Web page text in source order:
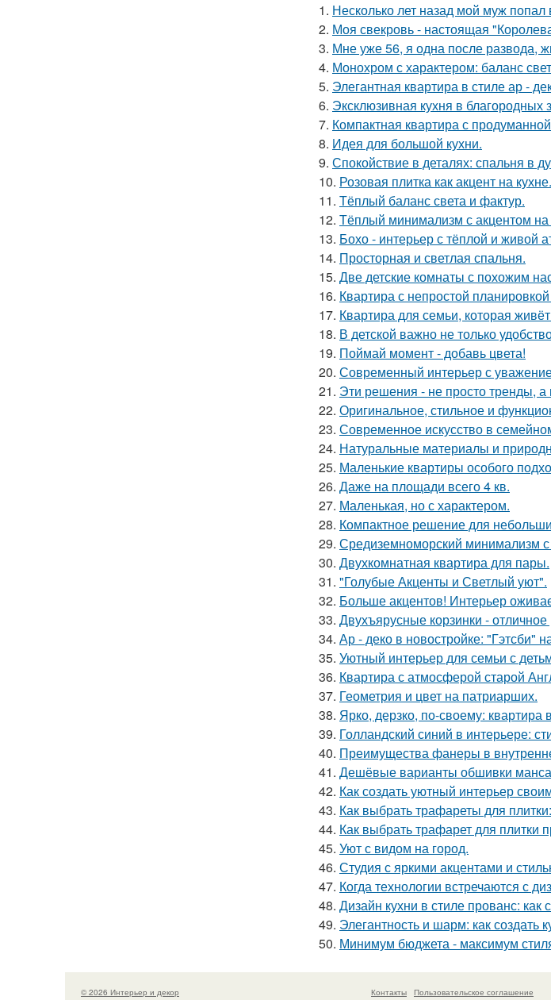
1. Несколько лет назад мой муж
2. Моя свекровь - настоящая
3. Мне уже 56, я одна после развода,
4. Монохром с характером: баланс
5. Элегантная квартира в стиле ар -
6. Эксклюзивная кухня в благородных
7. Компактная квартира с
8. Идея для большой кухни.
9. Спокойствие в деталях: спальня в
10. Розовая плитка как акцент на кухне.
11. Тёплый баланс света и фактур.
12. Тёплый минимализм с акцентом
13. Бохо - интерьер с тёплой и живой
14. Просторная и светлая спальня.
15. Две детские комнаты с похожим
16. Квартира с непростой
17. Квартира для семьи, которая
18. В детской важно не только
19. Поймай момент - добавь цвета!
20. Современный интерьер с
21. Эти решения - не просто тренды,
22. Оригинальное, стильное и
23. Современное искусство в
24. Натуральные материалы и
25. Маленькие квартиры особого
26. Даже на площади всего 4 кв.
27. Маленькая, но с характером.
28. Компактное решение для
29. Средиземноморский минимализм с
30. Двухкомнатная квартира для пары.
31. "Голубые Акценты и Светлый уют".
32. Больше акцентов! Интерьер
33. Двухъярусные корзинки -
34. Ар - деко в новостройке: "Гэтсби"
35. Уютный интерьер для семьи с
36. Квартира с атмосферой старой
37. Геометрия и цвет на патриарших.
38. Ярко, дерзко, по-своему: квартира
39. Голландский синий в интерьере:
40. Преимущества фанеры в
41. Дешёвые варианты обшивки
42. Как создать уютный интерьер
43. Как выбрать трафареты для
44. Как выбрать трафарет для плитки
45. Уют с видом на город.
46. Студия с яркими акцентами и
47. Когда технологии встречаются с
48. Дизайн кухни в стиле прованс:
49. Элегантность и шарм: как создать
50. Минимум бюджета - максимум
© 2026 Интерьер и декор Контакты Пользовательское соглашение